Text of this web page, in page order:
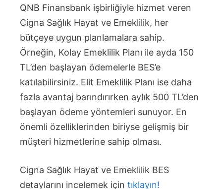
QNB Finansbank işbirliğiyle hizmet veren
Cigna Sağlık Hayat ve Emeklilik, her
bütçeye uygun planlamalara sahip.
Örneğin, Kolay Emeklilik Planı ile ayda 150
TL’den başlayan ödemelerle BES’e
katılabilirsiniz. Elit Emeklilik Planı ise daha
fazla avantaj barındırırken aylık 500 TL’den
başlayan ödeme yöntemleri sunuyor. En
önemli özelliklerinden biriyse gelişmiş bir
müşteri hizmetlerine sahip olması.
Cigna Sağlık Hayat ve Emeklilik BES
detaylarını incelemek için tıklayın!